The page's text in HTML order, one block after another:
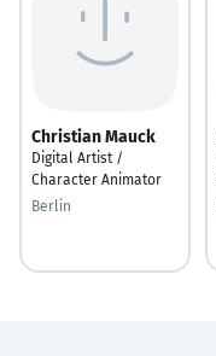
Christian Mauck
Digital Artist /
Character Animator
Berlin